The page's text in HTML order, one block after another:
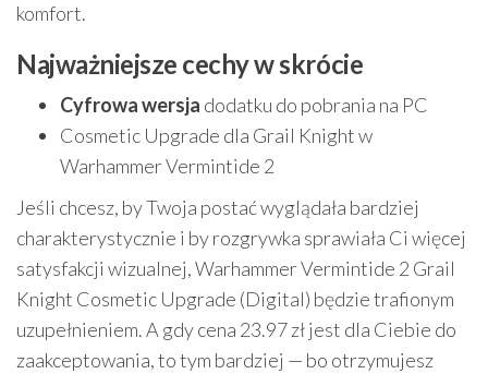
komfort.
Najważniejsze cechy w skrócie
Cyfrowa wersja dodatku do pobrania na PC
Cosmetic Upgrade dla Grail Knight w
Warhammer Vermintide 2
Jeśli chcesz, by Twoja postać wyglądała bardziej
charakterystycznie i by rozgrywka sprawiała Ci więcej
satysfakcji wizualnej, Warhammer Vermintide 2 Grail
Knight Cosmetic Upgrade (Digital) będzie trafionym
uzupełnieniem. A gdy cena 23.97 zł jest dla Ciebie do
zaakceptowania, to tym bardziej — bo otrzymujesz